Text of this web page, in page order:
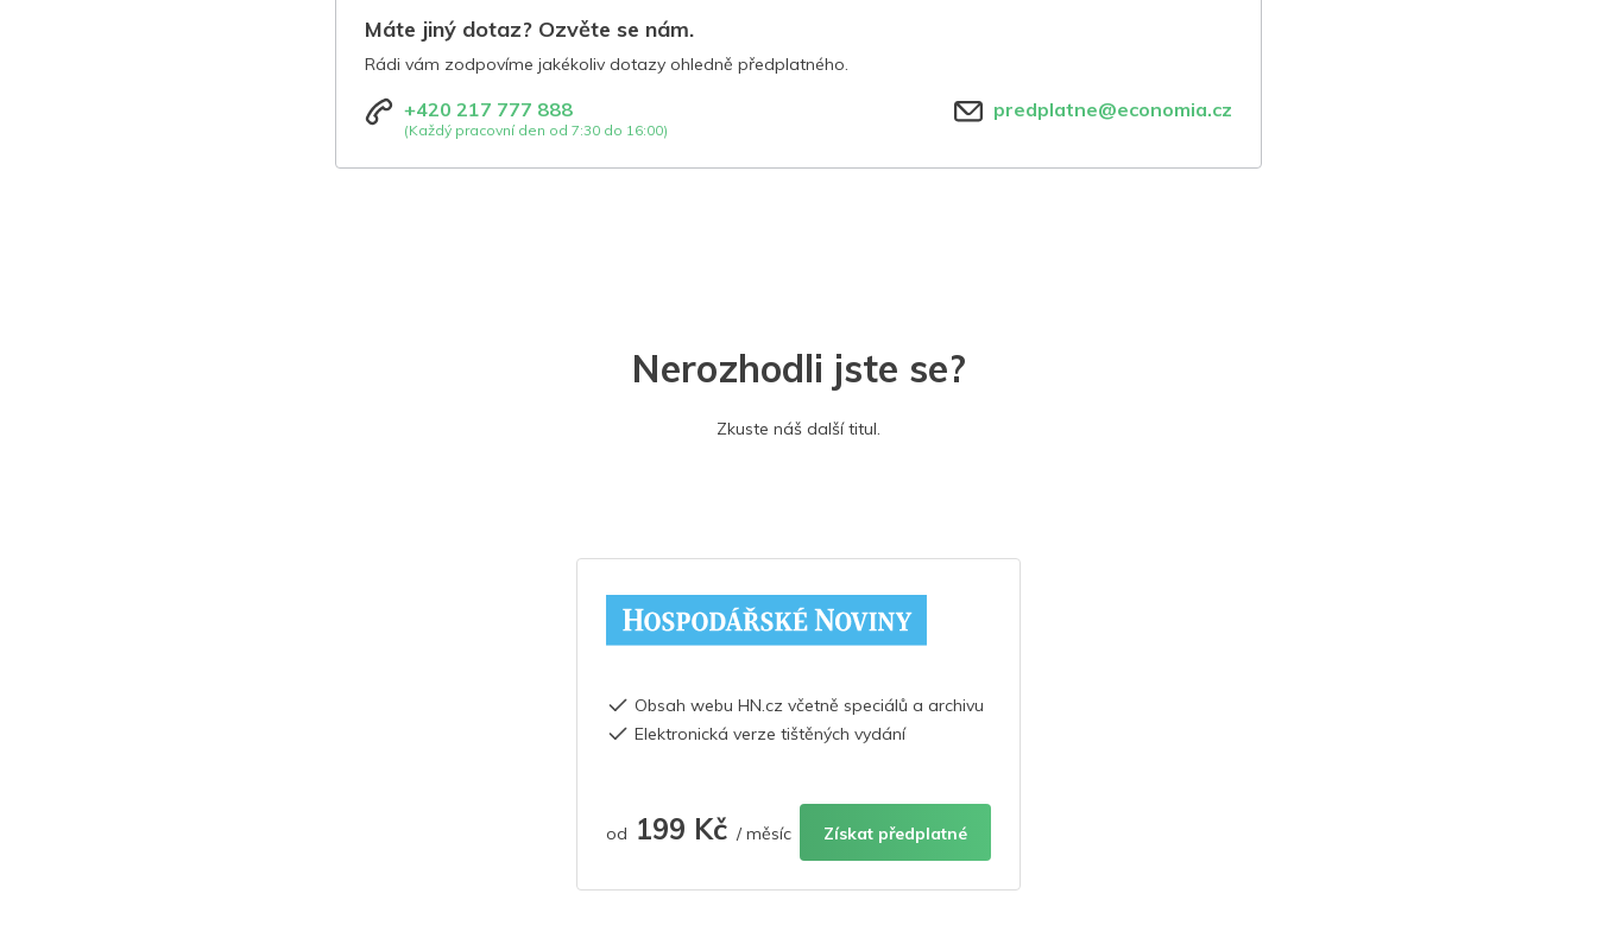
Máte jiný dotaz? Ozvěte se nám.
Rádi vám zodpovíme jakékoliv dotazy ohledně předplatného.
+420 217 777 888
(Každý pracovní den od 7:30 do 16:00)
predplatne@economia.cz
Nerozhodli jste se?
Zkuste náš další titul.
Obsah webu HN.cz včetně speciálů a archivu
Elektronická verze tištěných vydání
od 199 Kč / měsíc Získat předplatné